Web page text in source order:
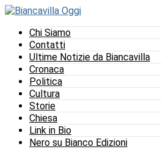
Chi Siamo
Contatti
Ultime Notizie da Biancavilla
Cronaca
Politica
Cultura
Storie
Chiesa
Link in Bio
Nero su Bianco Edizioni